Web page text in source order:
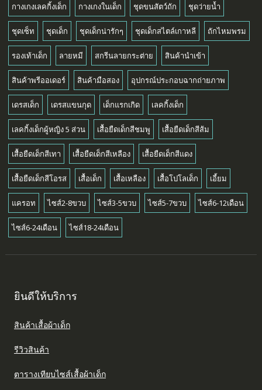
กางเกงเลคกิ้งเด็ก กางเกงในเด็ก ชุดขนสัตว์ถัก ชุดว่ายน้ำ
ชุดเซ็ท ชุดเด็ก ชุดเด็กน่ารักๆ ชุดเด็กสไตล์เกาหลี ถักไหมพรม
รองเท้าเด็ก ลายหมี สกรีนลายกระต่าย สินค้านำเข้า
สินค้าพรีออเดอร์ สินค้ามือสอง อุปกรณ์ประกอบฉากถ่ายภาพ
เดรสเด็ก เดรสแขนกุด เด็กแรกเกิด เลคกิ้งเด็ก
เลคกิ้งเด็กผู้หญิง 5 ส่วน เสื้อยืดเด็กสีชมพู เสื้อยืดเด็กสีส้ม
เสื้อยืดเด็กสีเทา เสื้อยืดเด็กสีเหลือง เสื้อยืดเด็กสีแดง
เสื้อยืดเด็กสีโอรส เสื้อเด็ก เสื้อเหลือง เสื้อโปโลเด็ก เอี้ยม
แครอท ไซส์2-8ขวบ ไซส์3-5ขวบ ไซส์5-7ขวบ ไซส์6-12เดือน
ไซส์6-24เดือน ไซส์18-24เดือน
ยินดีให้บริการ
สินค้าเสื้อผ้าเด็ก
รีวิวสินค้า
ตารางเทียบไซส์เสื้อผ้าเด็ก